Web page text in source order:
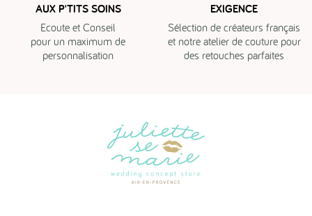
AUX P'TITS SOINS
Ecoute et Conseil
pour un maximum de
personnalisation
EXIGENCE
Sélection de créateurs français
et notre atelier de couture pour
des retouches parfaites